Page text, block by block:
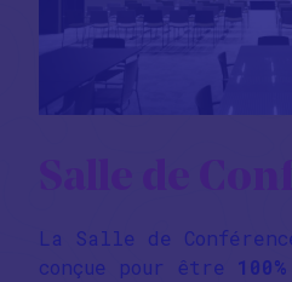
La Salle de
conçue pour être